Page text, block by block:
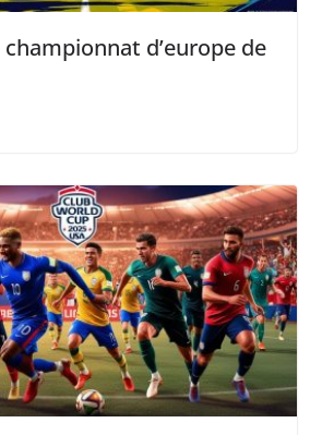
d’europe de